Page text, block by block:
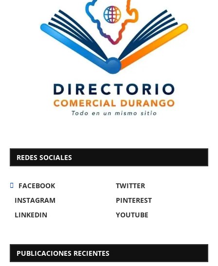
REDES SOCIALES
FACEBOOK
TWITTER
INSTAGRAM
PINTEREST
LINKEDIN
YOUTUBE
PUBLICACIONES RECIENTES